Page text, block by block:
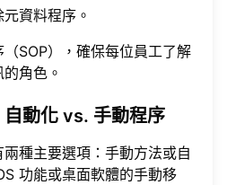
資料程序。
SOP），確保每位員工了解
角色。
動化 vs. 手動程序
種主要選項：手動方法或自
功能或桌面軟體的手動移